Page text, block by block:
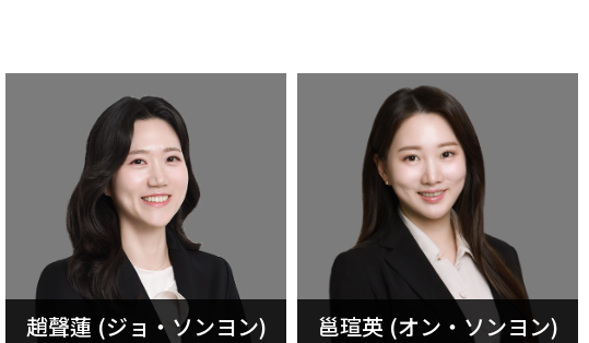
趙聲蓮 (ジョ・ソンヨン) 邕瑄英 (オン・ソンヨン)